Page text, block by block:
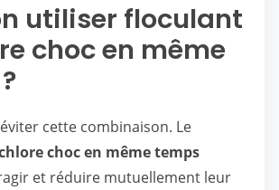
utiliser floculant
choc en même
cette combinaison. Le
choc en même temps
et réduire mutuellement leur